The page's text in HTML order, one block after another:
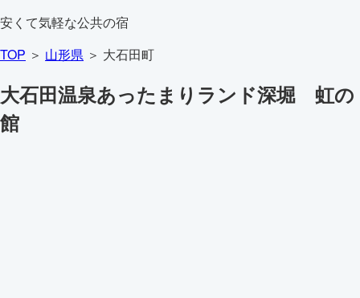
安くて気軽な公共の宿
TOP ＞ 山形県 ＞ 大石田町
大石田温泉あったまりランド深堀 虹の
館